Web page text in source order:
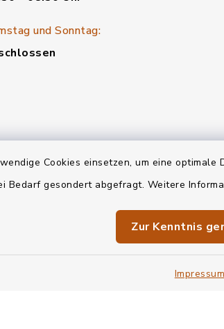
Cookies einsetzen, um eine
Bedarf gesondert abgefragt. Weitere
Zur Kenntnis
Impressum
und Sonntag: